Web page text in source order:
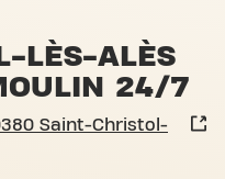
LÈS-ALÈS
24/7
Saint-Christol-